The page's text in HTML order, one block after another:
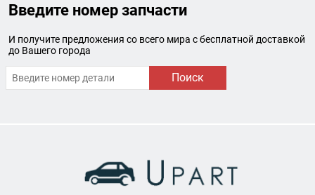
Введите номер запчасти
И получите предложения со всего мира с бесплатной доставкой
до Вашего города
Поиск